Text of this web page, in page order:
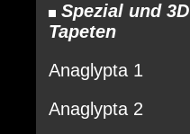
Spezial und 3D
Tapeten
Anaglypta 1
Anaglypta 2